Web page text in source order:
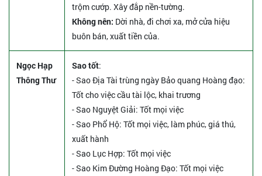
trộm cướp. Xây đắp nền-tường.
Không nên: Dời nhà, đi chơi xa, mở cửa hiệu
buôn bán, xuất tiền của.
Ngọc Hạp
Thông Thư
Sao tốt:
- Sao Địa Tài trùng ngày Bảo quang Hoàng đạo:
Tốt cho việc cầu tài lộc, khai trương
- Sao Nguyệt Giải: Tốt mọi việc
- Sao Phổ Hộ: Tốt mọi việc, làm phúc, giá thú,
xuất hành
- Sao Lục Hợp: Tốt mọi việc
- Sao Kim Đường Hoàng Đạo: Tốt mọi việc